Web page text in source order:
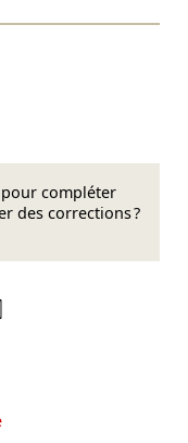
compléter
des corrections ?
Mastodon
sur Bluesky
sur Facebook